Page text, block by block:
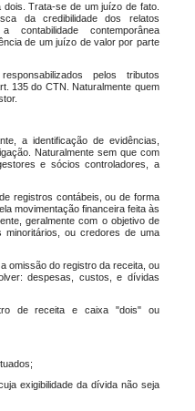
Trata-se de um juízo de fato.
da credibilidade dos relatos
contabilidade contemporânea
de um juízo de valor por parte
pelos tributos
135 do CTN. Naturalmente quem
a identificação de evidências,
Naturalmente sem que com
e sócios controladores, a
registros contábeis, ou de forma
movimentação financeira feita às
geralmente com o objetivo de
ou credores de uma
omissão do registro da receita, ou
despesas, custos, e dívidas
de receita e caixa "dois" ou
exigibilidade da dívida não seja